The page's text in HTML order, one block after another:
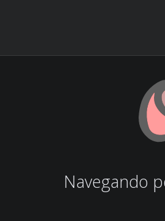
Navegando